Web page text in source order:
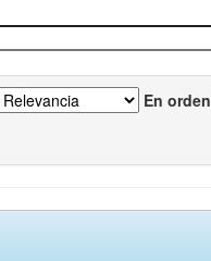
En orden